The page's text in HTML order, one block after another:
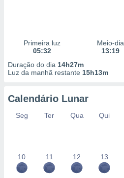
Primeira luz
05:32
Meio-dia
13:19
Duração do dia 14h27m
Luz da manhã restante 15h13m
Calendário Lunar
Seg Ter Qua Qui
10 11 12 13